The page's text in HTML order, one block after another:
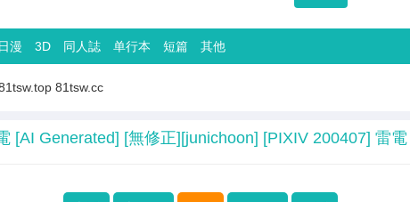
日漫 3D 同人誌 单行本 短篇 其他
81tsw.cc
[AI Generated] [無修正][junichoon] [PIXIV 200407] 雷